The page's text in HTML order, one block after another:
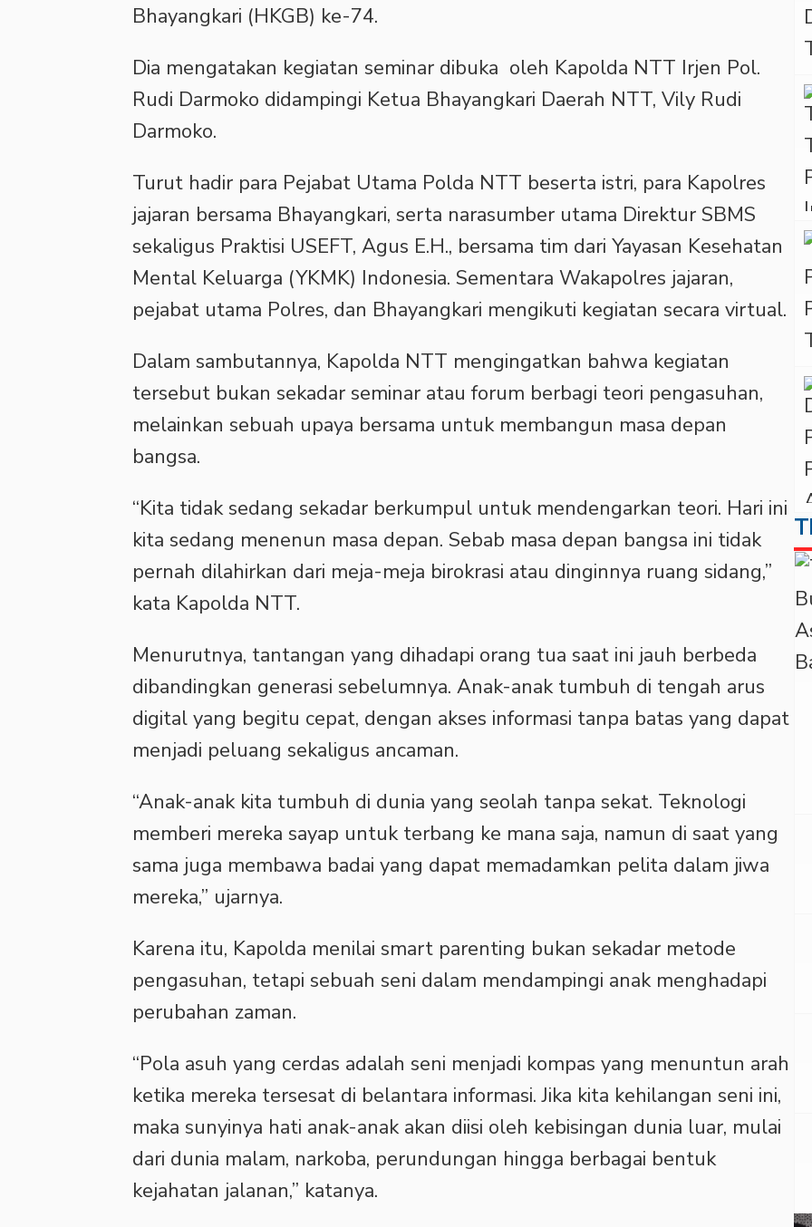
Bhayangkari (HKGB) ke-74.
Dia mengatakan kegiatan seminar dibuka oleh Kapolda NTT Irjen Pol.
Rudi Darmoko didampingi Ketua Bhayangkari Daerah NTT, Vily Rudi
Darmoko.
Turut hadir para Pejabat Utama Polda NTT beserta istri, para Kapolres
jajaran bersama Bhayangkari, serta narasumber utama Direktur SBMS
sekaligus Praktisi USEFT, Agus E.H., bersama tim dari Yayasan Kesehatan
Mental Keluarga (YKMK) Indonesia. Sementara Wakapolres jajaran,
pejabat utama Polres, dan Bhayangkari mengikuti kegiatan secara virtual.
Dalam sambutannya, Kapolda NTT mengingatkan bahwa kegiatan
tersebut bukan sekadar seminar atau forum berbagi teori pengasuhan,
melainkan sebuah upaya bersama untuk membangun masa depan
bangsa.
“Kita tidak sedang sekadar berkumpul untuk mendengarkan teori. Hari ini
kita sedang menenun masa depan. Sebab masa depan bangsa ini tidak
pernah dilahirkan dari meja-meja birokrasi atau dinginnya ruang sidang,”
kata Kapolda NTT.
Menurutnya, tantangan yang dihadapi orang tua saat ini jauh berbeda
dibandingkan generasi sebelumnya. Anak-anak tumbuh di tengah arus
digital yang begitu cepat, dengan akses informasi tanpa batas yang dapat
menjadi peluang sekaligus ancaman.
“Anak-anak kita tumbuh di dunia yang seolah tanpa sekat. Teknologi
memberi mereka sayap untuk terbang ke mana saja, namun di saat yang
sama juga membawa badai yang dapat memadamkan pelita dalam jiwa
mereka,” ujarnya.
Karena itu, Kapolda menilai smart parenting bukan sekadar metode
pengasuhan, tetapi sebuah seni dalam mendampingi anak menghadapi
perubahan zaman.
“Pola asuh yang cerdas adalah seni menjadi kompas yang menuntun arah
ketika mereka tersesat di belantara informasi. Jika kita kehilangan seni ini,
maka sunyinya hati anak-anak akan diisi oleh kebisingan dunia luar, mulai
dari dunia malam, narkoba, perundungan hingga berbagai bentuk
kejahatan jalanan,” katanya.